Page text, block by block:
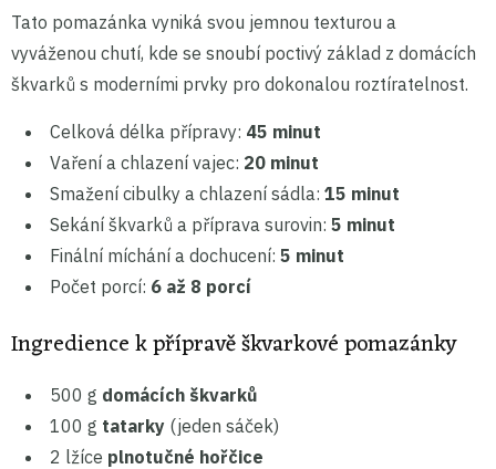
Tato pomazánka vyniká svou jemnou texturou a
vyváženou chutí, kde se snoubí poctivý základ z domácích
škvarků s moderními prvky pro dokonalou roztíratelnost.
Celková délka přípravy: 45 minut
Vaření a chlazení vajec: 20 minut
Smažení cibulky a chlazení sádla: 15 minut
Sekání škvarků a příprava surovin: 5 minut
Finální míchání a dochucení: 5 minut
Počet porcí: 6 až 8 porcí
Ingredience k přípravě škvarkové pomazánky
500 g domácích škvarků
100 g tatarky (jeden sáček)
2 lžíce plnotučné hořčice